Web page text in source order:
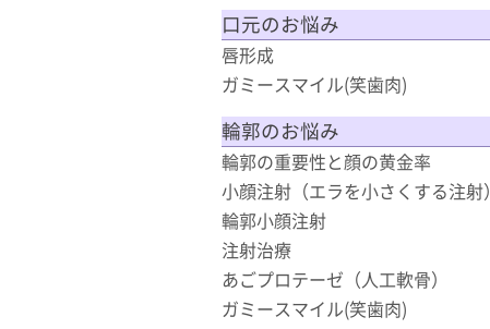
口元のお悩み
唇形成
ガミースマイル(笑歯肉)
輪郭のお悩み
輪郭の重要性と顔の黄金率
小顔注射（エラを小さくする注射）
輪郭小顔注射
注射治療
あごプロテーゼ（人工軟骨）
ガミースマイル(笑歯肉)